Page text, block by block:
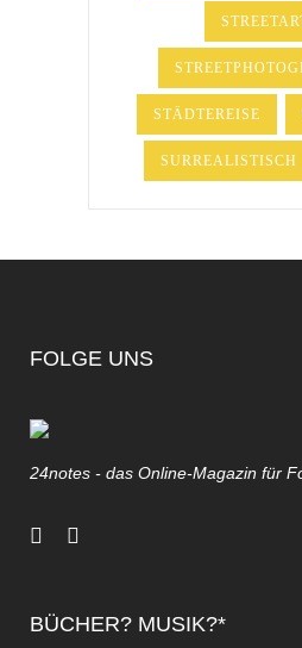
STÄDTEREISE
SURREALISTISCH
FOLGE UNS
24notes - das Online-Magazin für
BÜCHER? MUSIK?*